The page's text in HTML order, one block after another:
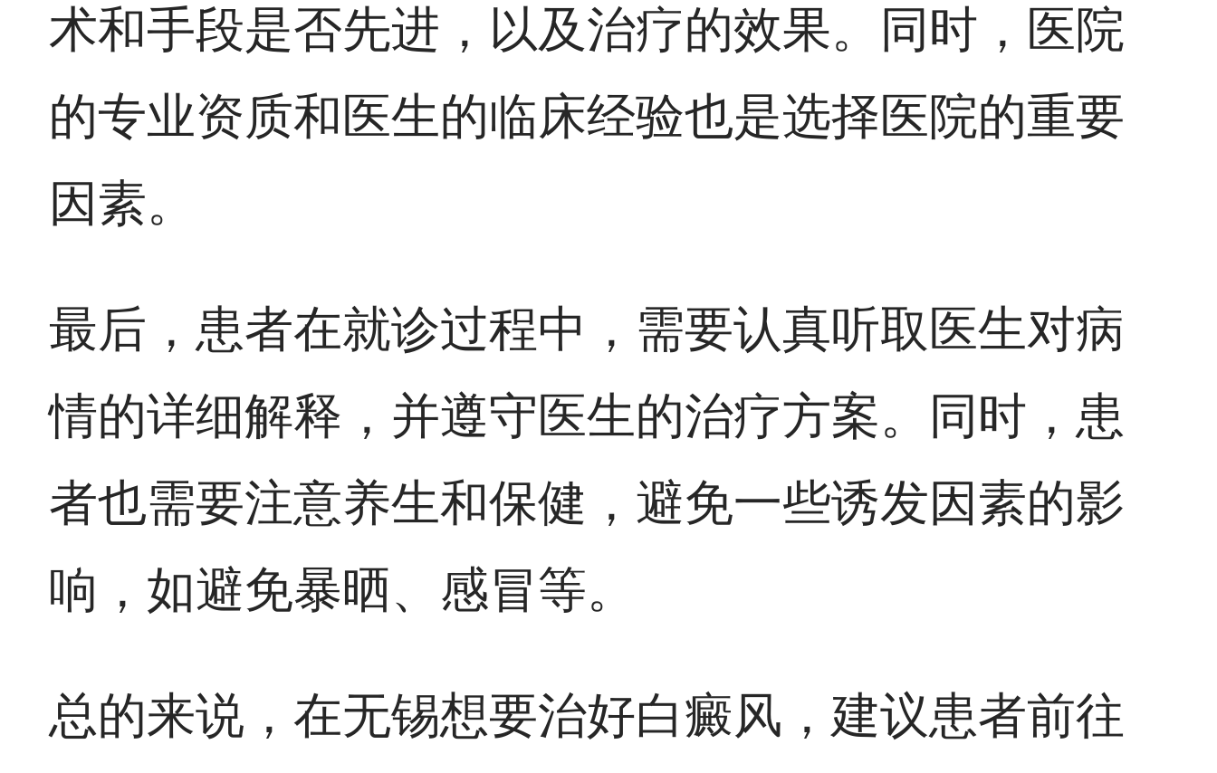
术和手段是否先进，以及治疗的效果。同时，医院
的专业资质和医生的临床经验也是选择医院的重要
因素。
最后，患者在就诊过程中，需要认真听取医生对病
情的详细解释，并遵守医生的治疗方案。同时，患
者也需要注意养生和保健，避免一些诱发因素的影
响，如避免暴晒、感冒等。
总的来说，在无锡想要治好白癜风，建议患者前往